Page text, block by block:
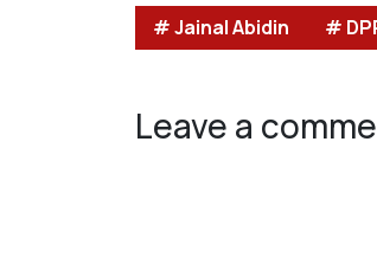
# Jainal Abidin #
Leave a